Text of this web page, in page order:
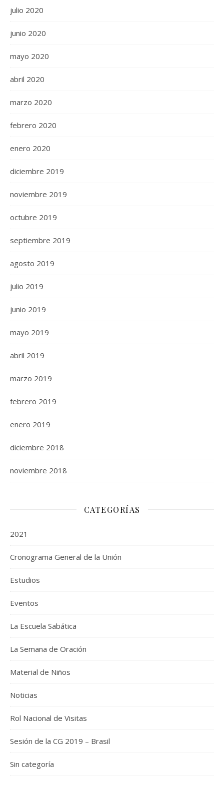
julio 2020
junio 2020
mayo 2020
abril 2020
marzo 2020
febrero 2020
enero 2020
diciembre 2019
noviembre 2019
octubre 2019
septiembre 2019
agosto 2019
julio 2019
junio 2019
mayo 2019
abril 2019
marzo 2019
febrero 2019
enero 2019
diciembre 2018
noviembre 2018
CATEGORÍAS
2021
Cronograma General de la Unión
Estudios
Eventos
La Escuela Sabática
La Semana de Oración
Material de Niños
Noticias
Rol Nacional de Visitas
Sesión de la CG 2019 – Brasil
Sin categoría